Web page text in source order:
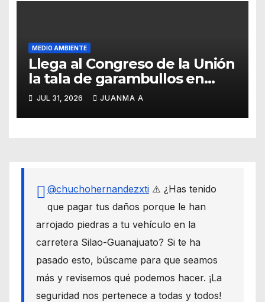
MEDIO AMBIENTE
Llega al Congreso de la Unión
la tala de garambullos en
Guanajuato capital
JUL 31, 2026 JUANMA A
@chuchohernandezxti ⚠️ ¿Has tenido
que pagar tus daños porque le han
arrojado piedras a tu vehículo en la
carretera Silao-Guanajuato? Si te ha
pasado esto, búscame para que seamos
más y revisemos qué podemos hacer. ¡La
seguridad nos pertenece a todas y todos!